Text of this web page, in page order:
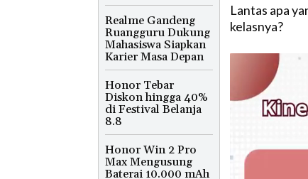
Realme Gandeng
Ruangguru Dukung
Mahasiswa Siapkan
Karier Masa Depan
Honor Tebar
Diskon hingga 40%
di Festival Belanja
8.8
Honor Win 2 Pro
Max Mengusung
Baterai 10.000 mAh
Lantas apa
kelasnya?